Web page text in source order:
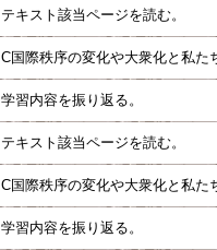
テキスト該当ページを読む。
C国際秩序の変化や大衆化と私
学習内容を振り返る。
テキスト該当ページを読む。
C国際秩序の変化や大衆化と私
学習内容を振り返る。